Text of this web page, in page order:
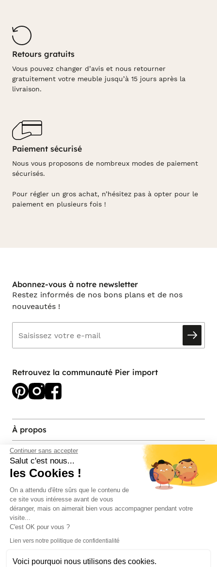
Continuer sans accepter
Salut c'est nous...
les Cookies !
On a attendu d'être sûrs que le contenu de
ce site vous intéresse avant de vous
déranger, mais on aimerait bien vous accompagner pendant votre
visite...
C'est OK pour vous ?
Lien vers notre politique de confidentialité
Voici pourquoi nous utilisons des cookies.
Retours gratuits
Vous pouvez changer d’avis et nous retourner
gratuitement votre meuble jusqu’à 15 jours après la
livraison.
Paiement sécurisé
Nous vous proposons de nombreux modes de paiement
sécurisés.
Pour régler un gros achat, n’hésitez pas à opter pour le
paiement en plusieurs fois !
Abonnez-vous à notre newsletter
Restez informés de nos bons plans et de nos
nouveautés !
Retrouvez la communauté Pier import
À propos
Services et contact
Magasins et Showrooms
Modes de paiement acceptés